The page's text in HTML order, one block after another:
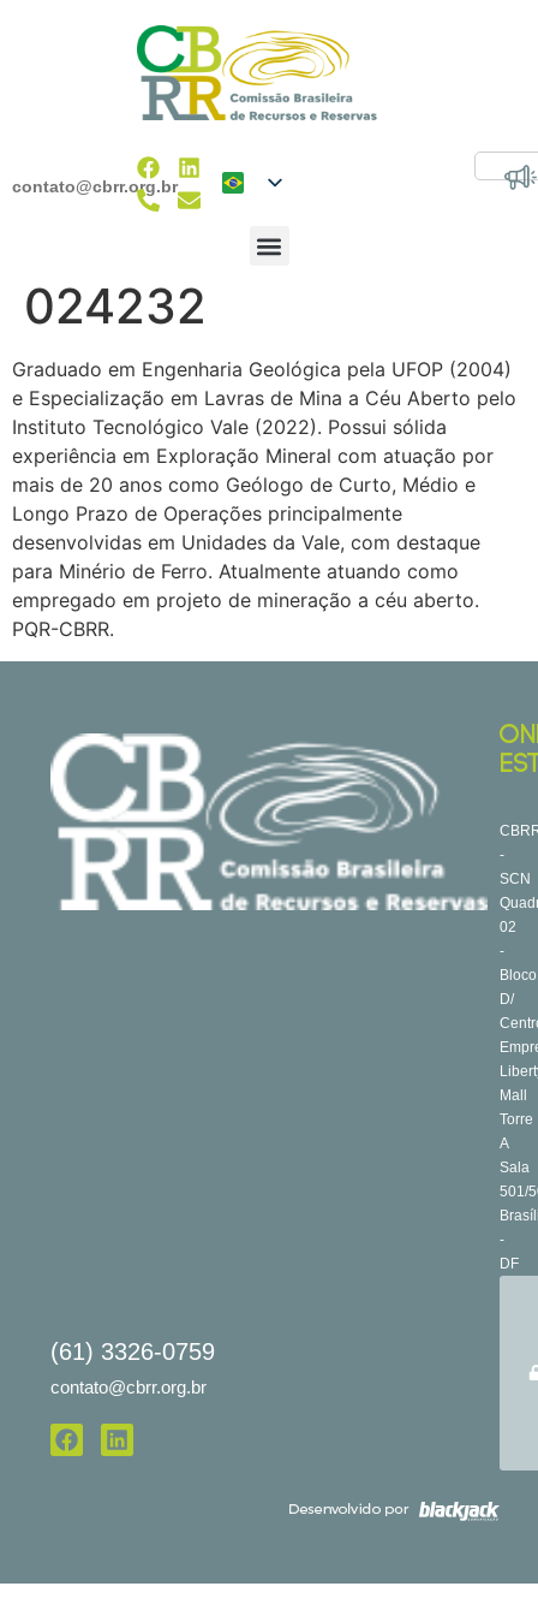
contato@cbrr.org.br
024232
Graduado em Engenharia Geológica pela UFOP (2004)
e Especialização em Lavras de Mina a Céu Aberto pelo
Instituto Tecnológico Vale (2022). Possui sólida
experiência em Exploração Mineral com atuação por
mais de 20 anos como Geólogo de Curto, Médio e
Longo Prazo de Operações principalmente
desenvolvidas em Unidades da Vale, com destaque
para Minério de Ferro. Atualmente atuando como
empregado em projeto de mineração a céu aberto.
PQR-CBRR.
(61) 3326-0759
contato@cbrr.org.br
-
SCN
02
-
Bloco
D/
Mall
Torre
A
Sala
501/
-
DF